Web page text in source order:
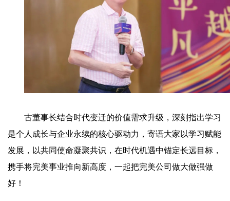
古董事长结合时代变迁的价值需求升级，深刻指出学习
是个人成长与企业永续的核心驱动力，寄语大家以学习赋能
发展，以共同使命凝聚共识，在时代机遇中锚定长远目标，
携手将完美事业推向新高度，一起把完美公司做大做强做
好！